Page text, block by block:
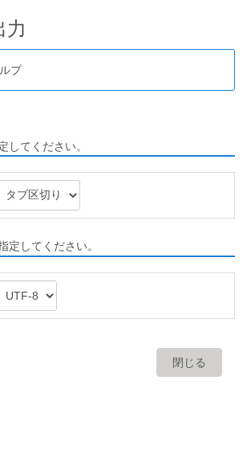
力
プ
してください。
定してください。